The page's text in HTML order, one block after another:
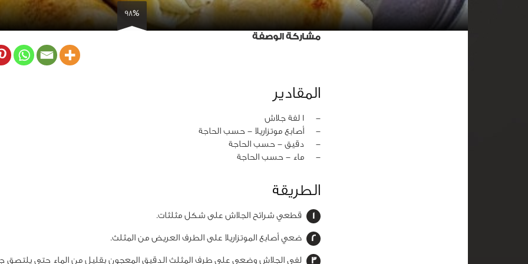
98%
مشاركة الوصفة
المقادير
‏-
1 لفة جلاش
‏-
أصابع موتزاريلا - حسب الحاجة
‏-
دقيق - حسب الحاجة
‏-
ماء - حسب الحاجة
الطريقة
قطعي شرائح الجلاش على شكل مثلثات.
ضعي أصابع الموتزاريلا على الطرف العريض من المثلث.
لفي الجلاش وضعي على طرف المثلث الدقيق المعجون بقليل من الماء حتى يلتصق